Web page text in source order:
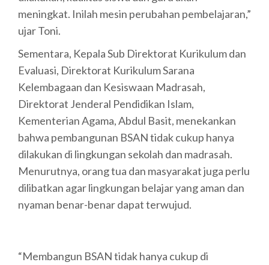
meningkat. Inilah mesin perubahan pembelajaran,”
ujar Toni.
Sementara, Kepala Sub Direktorat Kurikulum dan
Evaluasi, Direktorat Kurikulum Sarana
Kelembagaan dan Kesiswaan Madrasah,
Direktorat Jenderal Pendidikan Islam,
Kementerian Agama, Abdul Basit, menekankan
bahwa pembangunan BSAN tidak cukup hanya
dilakukan di lingkungan sekolah dan madrasah.
Menurutnya, orang tua dan masyarakat juga perlu
dilibatkan agar lingkungan belajar yang aman dan
nyaman benar-benar dapat terwujud.
“Membangun BSAN tidak hanya cukup di